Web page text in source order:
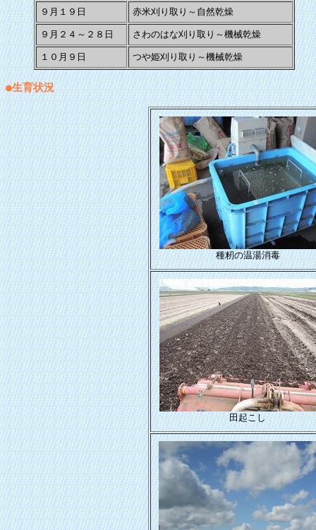
９月１９日 赤米刈り取り～自然乾燥
９月２４～２８日 さわのはな刈り取り～機械乾燥
１０月９日 つや姫刈り取り～機械乾燥
●生育状況
種籾の温湯消毒
田起こし